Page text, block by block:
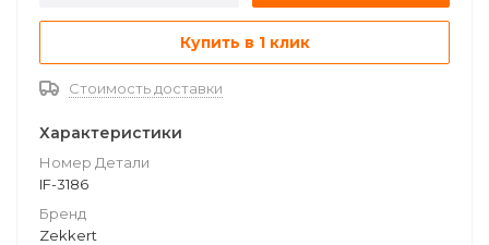
Купить в 1 клик
Стоимость доставки
Характеристики
Номер Детали
IF-3186
Бренд
Zekkert